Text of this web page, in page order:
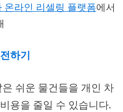
온라인 리셀링 플랫폼에서
하기
쉬운 물건들을 개인 차
용을 줄일 수 있습니다.